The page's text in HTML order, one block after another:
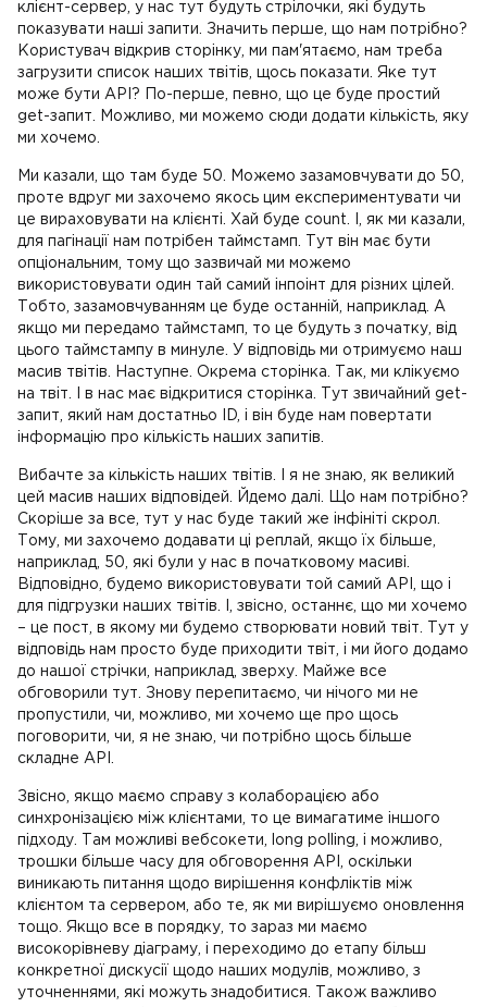
клієнт-сервер, у нас тут будуть стрілочки, які будуть
показувати наші запити. Значить перше, що нам потрібно?
Користувач відкрив сторінку, ми пам'ятаємо, нам треба
загрузити список наших твітів, щось показати. Яке тут
може бути API? По-перше, певно, що це буде простий
get-запит. Можливо, ми можемо сюди додати кількість, яку
ми хочемо.
Ми казали, що там буде 50. Можемо зазамовчувати до 50,
проте вдруг ми захочемо якось цим експериментувати чи
це вираховувати на клієнті. Хай буде count. І, як ми казали,
для пагінації нам потрібен таймстамп. Тут він має бути
опціональним, тому що зазвичай ми можемо
використовувати один тай самий інпоінт для різних цілей.
Тобто, зазамовчуванням це буде останній, наприклад. А
якщо ми передамо таймстамп, то це будуть з початку, від
цього таймстампу в минуле. У відповідь ми отримуємо наш
масив твітів. Наступне. Окрема сторінка. Так, ми клікуємо
на твіт. І в нас має відкритися сторінка. Тут звичайний get-
запит, який нам достатньо ID, і він буде нам повертати
інформацію про кількість наших запитів.
Вибачте за кількість наших твітів. І я не знаю, як великий
цей масив наших відповідей. Йдемо далі. Що нам потрібно?
Скоріше за все, тут у нас буде такий же інфініті скрол.
Тому, ми захочемо додавати ці реплай, якщо їх більше,
наприклад, 50, які були у нас в початковому масиві.
Відповідно, будемо використовувати той самий API, що і
для підгрузки наших твітів. І, звісно, останнє, що ми хочемо
– це пост, в якому ми будемо створювати новий твіт. Тут у
відповідь нам просто буде приходити твіт, і ми його додамо
до нашої стрічки, наприклад, зверху. Майже все
обговорили тут. Знову перепитаємо, чи нічого ми не
пропустили, чи, можливо, ми хочемо ще про щось
поговорити, чи, я не знаю, чи потрібно щось більше
складне API.
Звісно, якщо маємо справу з колаборацією або
синхронізацією між клієнтами, то це вимагатиме іншого
підходу. Там можливі вебсокети, long polling, і можливо,
трошки більше часу для обговорення API, оскільки
виникають питання щодо вирішення конфліктів між
клієнтом та сервером, або те, як ми вирішуємо оновлення
тощо. Якщо все в порядку, то зараз ми маємо
високорівневу діаграму, і переходимо до етапу більш
конкретної дискусії щодо наших модулів, можливо, з
уточненнями, які можуть знадобитися. Також важливо